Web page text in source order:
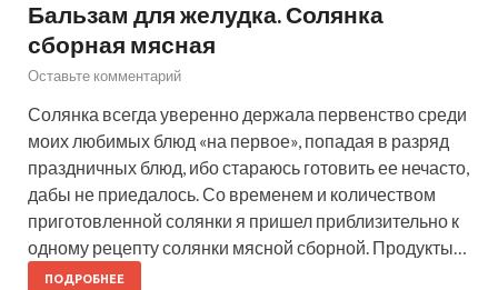
Бальзам для желудка. Солянка
сборная мясная
Оставьте комментарий
Солянка всегда уверенно держала первенство среди
моих любимых блюд «на первое», попадая в разряд
праздничных блюд, ибо стараюсь готовить ее нечасто,
дабы не приедалось. Со временем и количеством
приготовленной солянки я пришел приблизительно к
одному рецепту солянки мясной сборной. Продукты…
ПОДРОБНЕЕ